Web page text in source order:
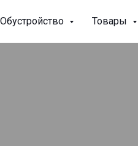
Обустройство Товары